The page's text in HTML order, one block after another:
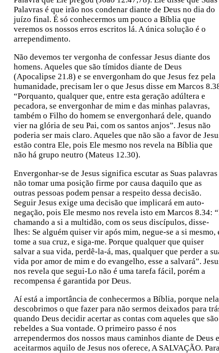
Palavras é que irão nos condenar diante de Deus no dia do
juízo final. É só conhecermos um pouco a Bíblia que
veremos os nossos erros escritos lá. A única solução é o
arrependimento.
Não devemos ter vergonha de confessar Jesus diante dos
homens. Aqueles que são tímidos diante de Deus
(Apocalipse 21.8) e se envergonham do que Jesus fez pela
humanidade, precisam ler o que Jesus disse em Marcos
“Porquanto, qualquer que, entre esta geração adúltera e
pecadora, se envergonhar de mim e das minhas palavras,
também o Filho do homem se envergonhará dele, quando
vier na glória de seu Pai, com os santos anjos”. Jesus não
poderia ser mais claro. Aqueles que não são a favor de
estão contra Ele, pois Ele mesmo nos revela na Bíblia que
não há grupo neutro (Mateus 12.30).
Envergonhar-se de Jesus significa escutar as Suas palavras
não tomar uma posição firme por causa daquilo que as
outras pessoas podem pensar a respeito dessa decisão.
Seguir Jesus exige uma decisão que implicará em auto-
negação, pois Ele mesmo nos revela isto em Marcos 8.34:
chamando a si a multidão, com os seus discípulos, disse-
lhes: Se alguém quiser vir após mim, negue-se a si mesmo,
tome a sua cruz, e siga-me. Porque qualquer que quiser
salvar a sua vida, perdê-la-á, mas, qualquer que perder a
vida por amor de mim e do evangelho, esse a salvará”.
nos revela que segui-Lo não é uma tarefa fácil, porém a
recompensa é garantida por Deus.
Aí está a importância de conhecermos a Bíblia, porque nela
descobrimos o que fazer para não sermos deixados para
quando Deus decidir acertar as contas com aqueles que são
rebeldes a Sua vontade. O primeiro passo é nos
arrependermos dos nossos maus caminhos diante de Deus e
aceitarmos aquilo de Jesus nos oferece, A SALVAÇÃO.